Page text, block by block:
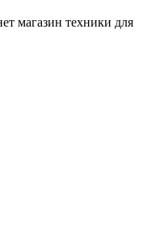
магазин техники для